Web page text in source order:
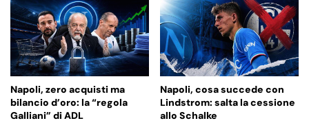
Napoli, zero acquisti ma
bilancio d’oro: la “regola
Galliani” di ADL
Napoli, cosa succede con
Lindstrom: salta la cessione
allo Schalke